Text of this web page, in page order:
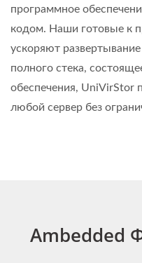
программное
кодом. Наши готовые к
ускоряют
полного стека,
обеспечения, UniVirStor
любой сервер без
Ambedded